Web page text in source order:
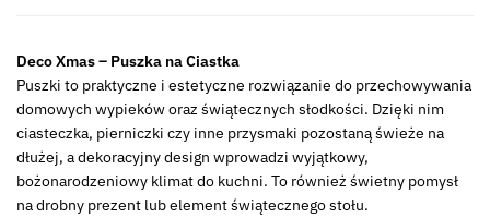
Deco Xmas – Puszka na Ciastka
Puszki to praktyczne i estetyczne rozwiązanie do przechowywania
domowych wypieków oraz świątecznych słodkości. Dzięki nim
ciasteczka, pierniczki czy inne przysmaki pozostaną świeże na
dłużej, a dekoracyjny design wprowadzi wyjątkowy,
bożonarodzeniowy klimat do kuchni. To również świetny pomysł
na drobny prezent lub element świątecznego stołu.